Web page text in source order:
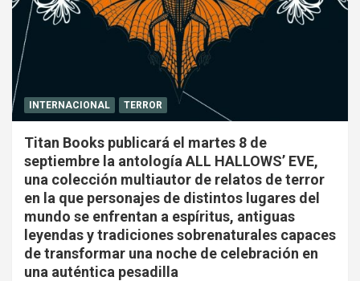
INTERNACIONAL TERROR
Titan Books publicará el martes 8 de
septiembre la antología ALL HALLOWS’ EVE,
una colección multiautor de relatos de terror
en la que personajes de distintos lugares del
mundo se enfrentan a espíritus, antiguas
leyendas y tradiciones sobrenaturales capaces
de transformar una noche de celebración en
una auténtica pesadilla